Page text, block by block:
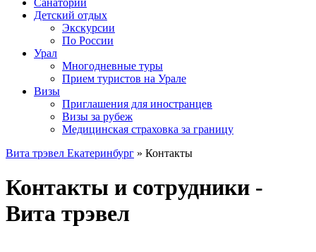
Санатории
Детский отдых
Экскурсии
По России
Урал
Многодневные туры
Прием туристов на Урале
Визы
Приглашения для иностранцев
Визы за рубеж
Медицинская страховка за границу
Вита трэвел Екатеринбург » Контакты
Контакты и сотрудники -
Вита трэвел